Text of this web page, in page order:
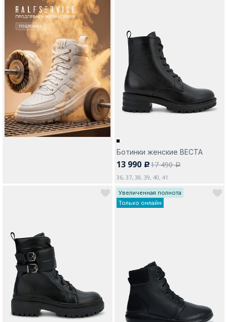
Ботинки женские ВЕСТА
13 990 c17 490a
36, 37, 38, 39, 40, 41
Увеличенная полнота
Только онлайн